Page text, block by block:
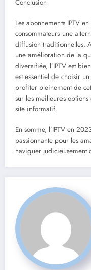
Conclusion
Les abonnements IPTV
consommateurs une
diffusion traditionnelles.
une amélioration de la
diversifiée, l’IPTV est
est essentiel de choisir
profiter pleinement de
sur les meilleures options
site informatif.
En somme, l’IPTV en
passionnante pour les
naviguer judicieusement